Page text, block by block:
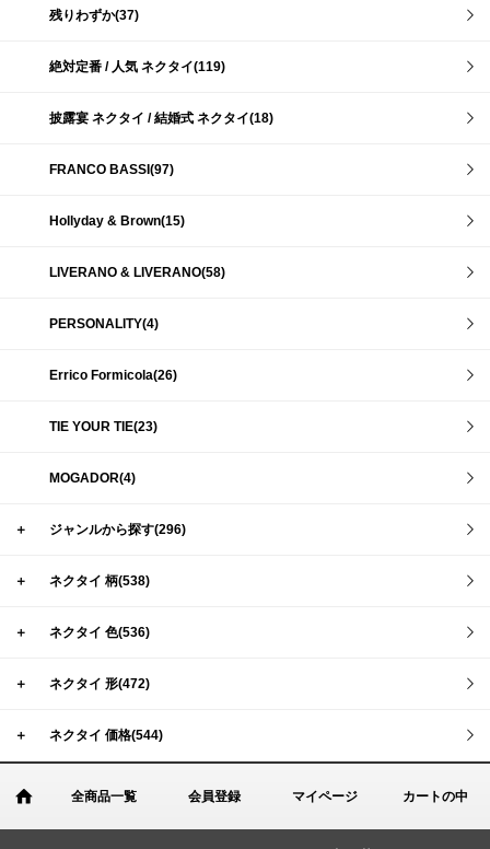
残りわずか(37)
絶対定番 / 人気 ネクタイ(119)
披露宴 ネクタイ / 結婚式 ネクタイ(18)
FRANCO BASSI(97)
Hollyday & Brown(15)
LIVERANO & LIVERANO(58)
PERSONALITY(4)
Errico Formicola(26)
TIE YOUR TIE(23)
MOGADOR(4)
＋ ジャンルから探す(296)
＋ ネクタイ 柄(538)
＋ ネクタイ 色(536)
＋ ネクタイ 形(472)
＋ ネクタイ 価格(544)
全商品一覧 会員登録 マイページ カートの中